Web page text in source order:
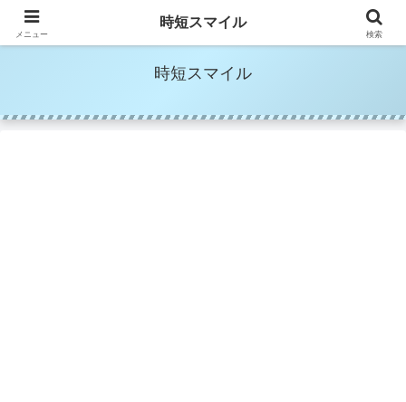
時短家事＆時短美容でママの笑顔を増やす
時短スマイル
メニュー
時短スマイル
検索